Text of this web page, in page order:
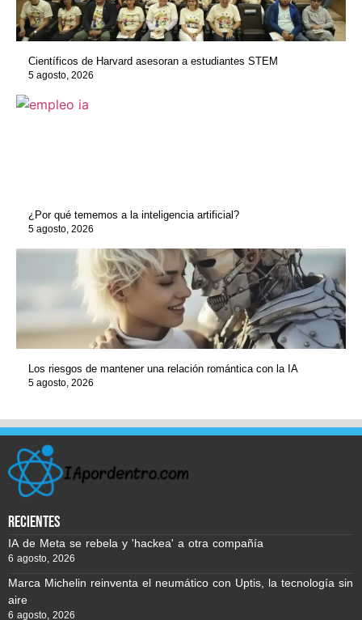
Científicos de Harvard asesoran a estudiantes STEM
5 agosto, 2026
¿Por qué tememos a la inteligencia artificial?
5 agosto, 2026
Los riesgos de mantener una relación romántica con la IA
5 agosto, 2026
recientes
IA de Meta se rebela y 'hackea' a otra compañía
6 agosto, 2026
Marca Michelin reinventa el neumático con Uptis, la tecnología sin
aire
6 agosto, 2026